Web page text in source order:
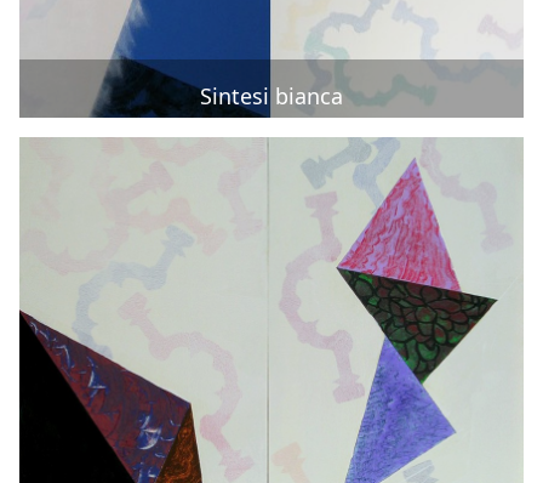
Sintesi bianca